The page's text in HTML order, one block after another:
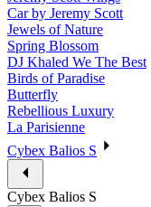
Car by Jeremy Scott
Jewels of Nature
Spring Blossom
DJ Khaled We The Best
Birds of Paradise
Butterfly
Rebellious Luxury
La Parisienne
Cybex Balios S
Cybex Balios S